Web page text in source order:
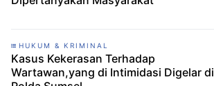
HUKUM & KRIMINAL
Kasus Kekerasan Terhadap
Wartawan,yang di Intimidasi Digelar di